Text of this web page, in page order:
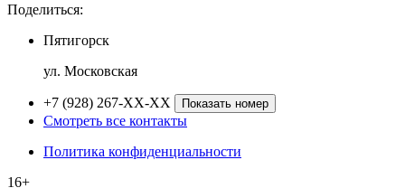
Поделиться:
Пятигорск
ул. Московская
+7 (928) 267-XX-XX Показать номер
Смотреть все контакты
Политика конфиденциальности
16+